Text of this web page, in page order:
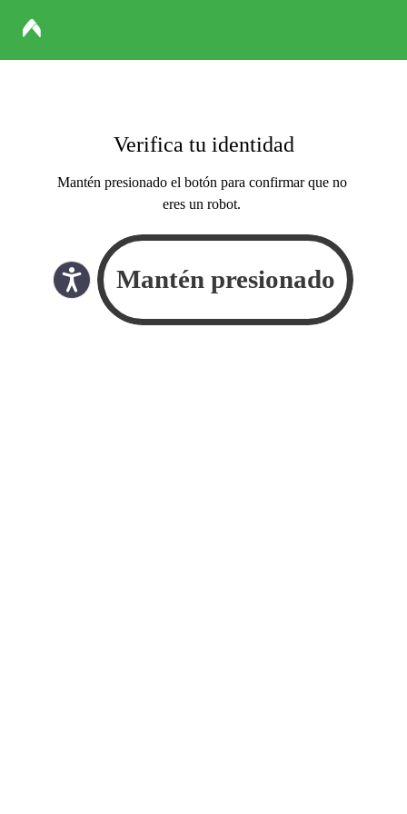
Verifica tu identidad
Mantén presionado el botón para confirmar que no
eres un robot.